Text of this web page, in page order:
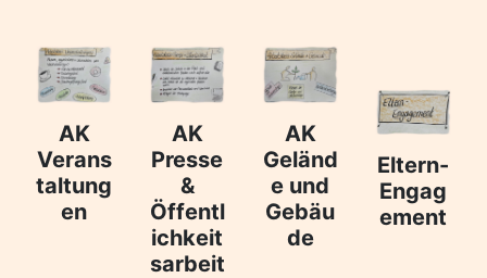
AK
Verans
taltung
en
AK
Presse
&
Öffentl
ichkeit
sarbeit
AK
Geländ
e und
Gebäu
de
Eltern-
Engag
ement